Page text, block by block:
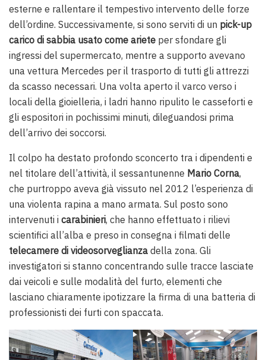
esterne e rallentare il tempestivo intervento delle forze
dell’ordine. Successivamente, si sono serviti di un pick-up
carico di sabbia usato come ariete per sfondare gli
ingressi del supermercato, mentre a supporto avevano
una vettura Mercedes per il trasporto di tutti gli attrezzi
da scasso necessari. Una volta aperto il varco verso i
locali della gioielleria, i ladri hanno ripulito le casseforti e
gli espositori in pochissimi minuti, dileguandosi prima
dell’arrivo dei soccorsi.
Il colpo ha destato profondo sconcerto tra i dipendenti e
nel titolare dell’attività, il sessantunenne Mario Corna,
che purtroppo aveva già vissuto nel 2012 l’esperienza di
una violenta rapina a mano armata. Sul posto sono
intervenuti i carabinieri, che hanno effettuato i rilievi
scientifici all’alba e preso in consegna i filmati delle
telecamere di videosorveglianza della zona. Gli
investigatori si stanno concentrando sulle tracce lasciate
dai veicoli e sulle modalità del furto, elementi che
lasciano chiaramente ipotizzare la firma di una batteria di
professionisti dei furti con spaccata.